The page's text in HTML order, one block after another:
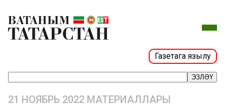
Газетага язылу
ЭЗЛӘҮ
21 НОЯБРЬ 2022 МАТЕРИАЛЛАРЫ